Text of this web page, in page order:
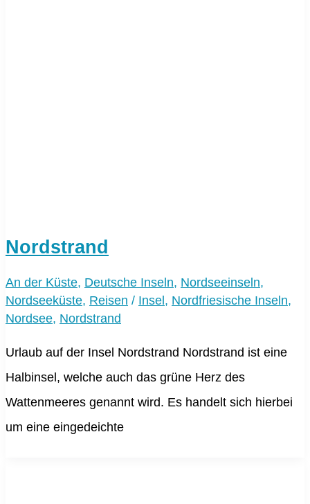
Nordstrand
An der Küste, Deutsche Inseln, Nordseeinseln,
Nordseeküste, Reisen / Insel, Nordfriesische Inseln,
Nordsee, Nordstrand
Urlaub auf der Insel Nordstrand Nordstrand ist eine
Halbinsel, welche auch das grüne Herz des
Wattenmeeres genannt wird. Es handelt sich hierbei
um eine eingedeichte